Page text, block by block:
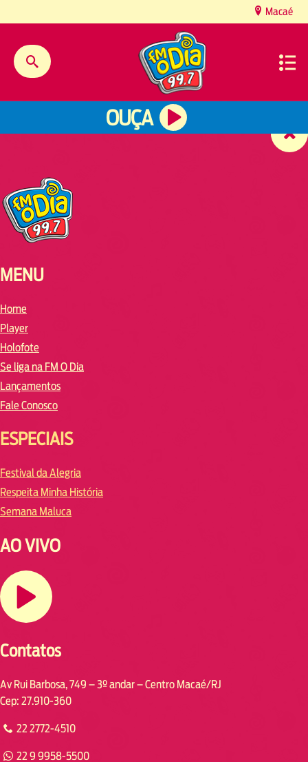
Macaé
OUÇA
MENU
Home
Player
Holofote
Se liga na FM O Dia
Lançamentos
Fale Conosco
ESPECIAIS
Festival da Alegria
Respeita Minha História
Semana Maluca
AO VIVO
Contatos
Av Rui Barbosa, 749 – 3º andar – Centro Macaé/RJ
Cep: 27.910-360
22 2772-4510
22 9 9958-5500